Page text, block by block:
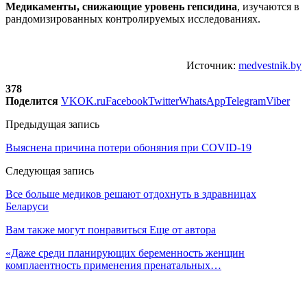
Медикаменты, снижающие уровень гепсидина, изучаются в
рандомизированных контролируемых исследованиях.
Источник: medvestnik.by
378
Поделится VKOK.ruFacebookTwitterWhatsAppTelegramViber
Предыдущая запись
Выяснена причина потери обоняния при COVID-19
Следующая запись
Все больше медиков решают отдохнуть в здравницах
Беларуси
Вам также могут понравиться Еще от автора
«Даже среди планирующих беременность женщин
комплаентность применения пренатальных…